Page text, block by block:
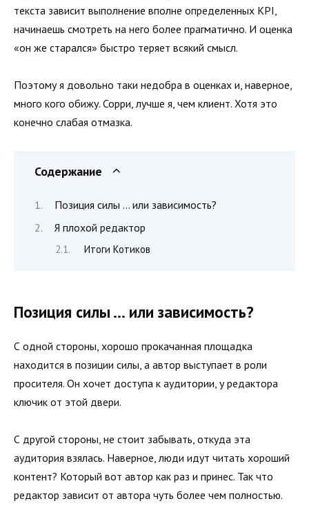
текста зависит выполнение вполне определенных KPI,
начинаешь смотреть на него более прагматично. И оценка
«он же старался» быстро теряет всякий смысл.
Поэтому я довольно таки недобра в оценках и, наверное,
много кого обижу. Сорри, лучше я, чем клиент. Хотя это
конечно слабая отмазка.
Содержание
Позиция силы … или зависимость?
Я плохой редактор
Итоги Котиков
Позиция силы … или зависимость?
С одной стороны, хорошо прокачанная площадка
находится в позиции силы, а автор выступает в роли
просителя. Он хочет доступа к аудитории, у редактора
ключик от этой двери.
С другой стороны, не стоит забывать, откуда эта
аудитория взялась. Наверное, люди идут читать хороший
контент? Который вот автор как раз и принес. Так что
редактор зависит от автора чуть более чем полностью.